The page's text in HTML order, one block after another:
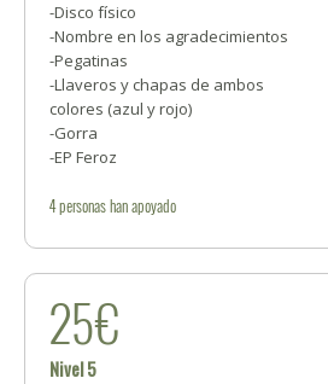
-Disco físico
-Nombre en los agradecimientos
-Pegatinas
-Llaveros y chapas de ambos
colores (azul y rojo)
-Gorra
-EP Feroz
4personashan apoyado
25€
Nivel 5